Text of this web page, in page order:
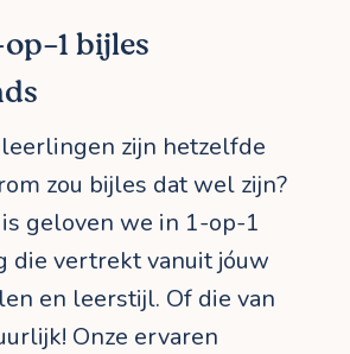
1 bijles
zijn hetzelfde
zou bijles dat wel zijn?
geloven we in 1-op-1
die vertrekt vanuit jóuw
en leerstijl. Of die van
Onze ervaren